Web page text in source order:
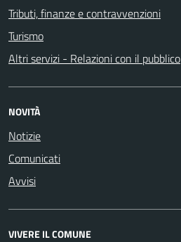
Tributi, finanze e contravvenzioni
Turismo
Altri servizi - Relazioni con il pubblico
NOVITÀ
Notizie
Comunicati
Avvisi
VIVERE IL COMUNE